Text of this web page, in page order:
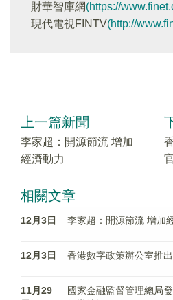
財華智庫網(https://
現代電視FINTV(http://
上一篇新聞
李家超：開源節流 增加
經濟動力
相關文章
12月3日 李家超：開源節流 增加
12月3日 香港數字政策辦公室推
11月29
國家金融監督管理總局